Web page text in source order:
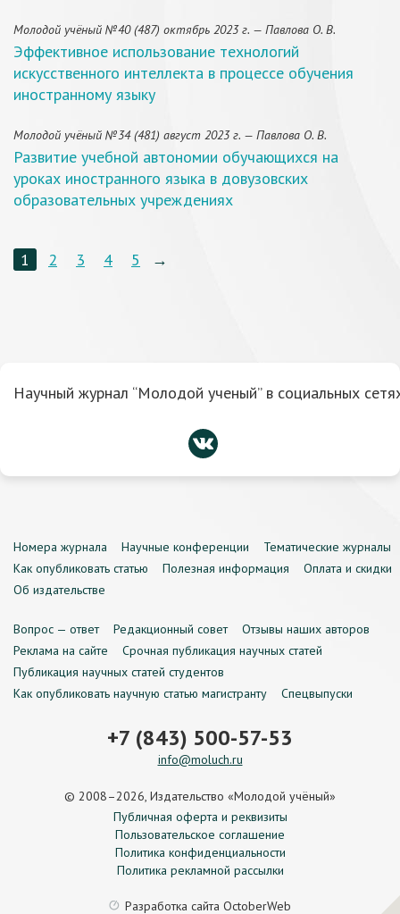
Молодой учёный №40 (487) октябрь 2023 г. — Павлова О. В.
Эффективное использование технологий
искусственного интеллекта в процессе обучения
иностранному языку
Молодой учёный №34 (481) август 2023 г. — Павлова О. В.
Развитие учебной автономии обучающихся на
уроках иностранного языка в довузовских
образовательных учреждениях
1 2 3 4 5 →
Научный журнал “Молодой ученый” в социальных
Номера журнала Научные конференции
Тематические журналы
Как опубликовать статью
Полезная информация
Оплата и скидки
Об издательстве
Вопрос — ответ Редакционный совет
Отзывы наших авторов
Реклама на сайте
Срочная публикация научных статей
Публикация научных статей студентов
Как опубликовать научную статью магистранту
Спецвыпуски
+7 (843) 500-57-53
info@moluch.ru
© 2008–2026, Издательство «Молодой учёный»
Публичная оферта и реквизиты
Пользовательское соглашение
Политика конфиденциальности
Политика рекламной рассылки
Разработка сайта OctoberWeb